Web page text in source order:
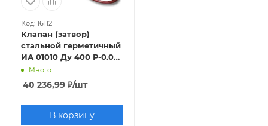
Код: 16112
Клапан (затвор)
стальной герметичный
ИА 01010 Ду 400 Р-0.05,
вентиляционный,
фланцевый, с
редуктором
Много
40 236,99 ₽/шт
В корзину